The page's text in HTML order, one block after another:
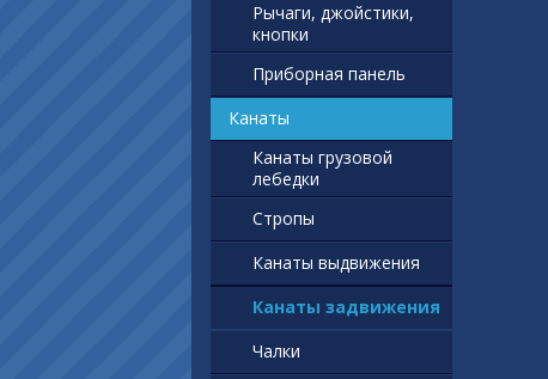
Рычаги, джойстики,
кнопки
Приборная панель
Канаты
Канаты грузовой
лебедки
Стропы
Канаты выдвижения
Канаты задвижения
Чалки